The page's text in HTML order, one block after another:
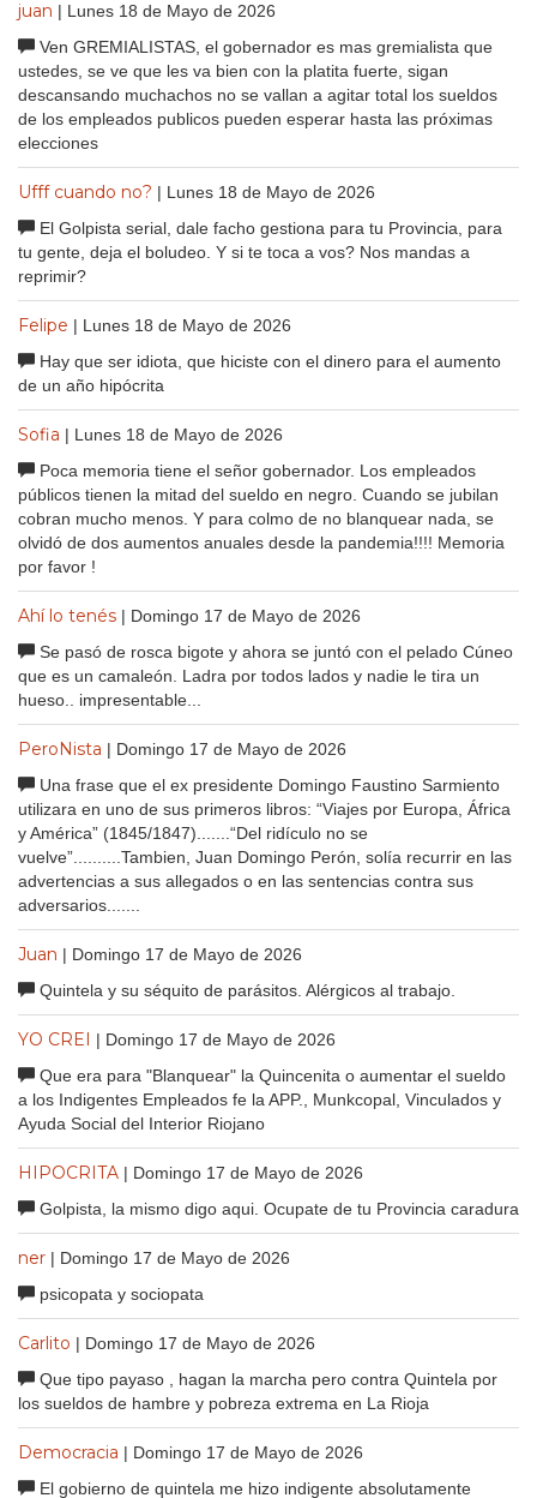
juan | Lunes 18 de Mayo de 2026
Ven GREMIALISTAS, el gobernador es mas gremialista que
ustedes, se ve que les va bien con la platita fuerte, sigan
descansando muchachos no se vallan a agitar total los sueldos
de los empleados publicos pueden esperar hasta las próximas
elecciones
Ufff cuando no? | Lunes 18 de Mayo de 2026
El Golpista serial, dale facho gestiona para tu Provincia, para
tu gente, deja el boludeo. Y si te toca a vos? Nos mandas a
reprimir?
Felipe | Lunes 18 de Mayo de 2026
Hay que ser idiota, que hiciste con el dinero para el aumento
de un año hipócrita
Sofia | Lunes 18 de Mayo de 2026
Poca memoria tiene el señor gobernador. Los empleados
públicos tienen la mitad del sueldo en negro. Cuando se jubilan
cobran mucho menos. Y para colmo de no blanquear nada, se
olvidó de dos aumentos anuales desde la pandemia!!!! Memoria
por favor !
Ahí lo tenés | Domingo 17 de Mayo de 2026
Se pasó de rosca bigote y ahora se juntó con el pelado Cúneo
que es un camaleón. Ladra por todos lados y nadie le tira un
hueso.. impresentable...
PeroNista | Domingo 17 de Mayo de 2026
Una frase que el ex presidente Domingo Faustino Sarmiento
utilizara en uno de sus primeros libros: “Viajes por Europa, África
y América” (1845/1847).......“Del ridículo no se
vuelve”..........Tambien, Juan Domingo Perón, solía recurrir en las
advertencias a sus allegados o en las sentencias contra sus
adversarios.......
Juan | Domingo 17 de Mayo de 2026
Quintela y su séquito de parásitos. Alérgicos al trabajo.
YO CREI | Domingo 17 de Mayo de 2026
Que era para "Blanquear" la Quincenita o aumentar el sueldo
a los Indigentes Empleados fe la APP., Munkcopal, Vinculados y
Ayuda Social del Interior Riojano
HIPOCRITA | Domingo 17 de Mayo de 2026
Golpista, la mismo digo aqui. Ocupate de tu Provincia caradura
ner | Domingo 17 de Mayo de 2026
psicopata y sociopata
Carlito | Domingo 17 de Mayo de 2026
Que tipo payaso , hagan la marcha pero contra Quintela por
los sueldos de hambre y pobreza extrema en La Rioja
Democracia | Domingo 17 de Mayo de 2026
El gobierno de quintela me hizo indigente absolutamente